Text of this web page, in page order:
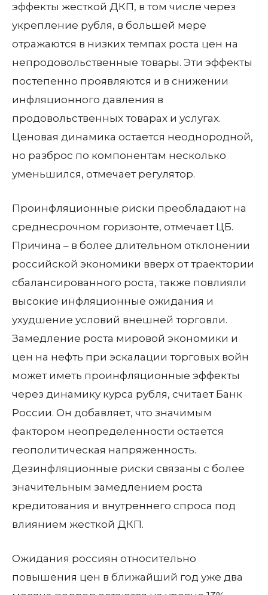
эффекты жесткой ДКП, в том числе через
укрепление рубля, в большей мере
отражаются в низких темпах роста цен на
непродовольственные товары. Эти эффекты
постепенно проявляются и в снижении
инфляционного давления в
продовольственных товарах и услугах.
Ценовая динамика остается неоднородной,
но разброс по компонентам несколько
уменьшился, отмечает регулятор.
Проинфляционные риски преобладают на
среднесрочном горизонте, отмечает ЦБ.
Причина – в более длительном отклонении
российской экономики вверх от траектории
сбалансированного роста, также повлияли
высокие инфляционные ожидания и
ухудшение условий внешней торговли.
Замедление роста мировой экономики и
цен на нефть при эскалации торговых войн
может иметь проинфляционные эффекты
через динамику курса рубля, считает Банк
России. Он добавляет, что значимым
фактором неопределенности остается
геополитическая напряженность.
Дезинфляционные риски связаны с более
значительным замедлением роста
кредитования и внутреннего спроса под
влиянием жесткой ДКП.
Ожидания россиян относительно
повышения цен в ближайший год уже два